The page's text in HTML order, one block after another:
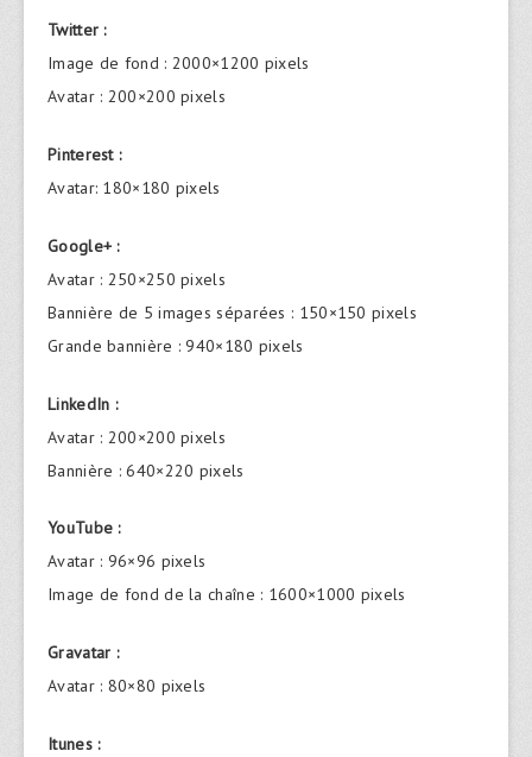
Twitter :
Image de fond : 2000×1200 pixels
Avatar : 200×200 pixels
Pinterest :
Avatar: 180×180 pixels
Google+ :
Avatar : 250×250 pixels
Bannière de 5 images séparées : 150×150 pixels
Grande bannière : 940×180 pixels
LinkedIn :
Avatar : 200×200 pixels
Bannière : 640×220 pixels
YouTube :
Avatar : 96×96 pixels
Image de fond de la chaîne : 1600×1000 pixels
Gravatar :
Avatar : 80×80 pixels
Itunes :